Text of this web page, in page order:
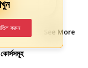
See More
কোর্সসমূহ
করুন